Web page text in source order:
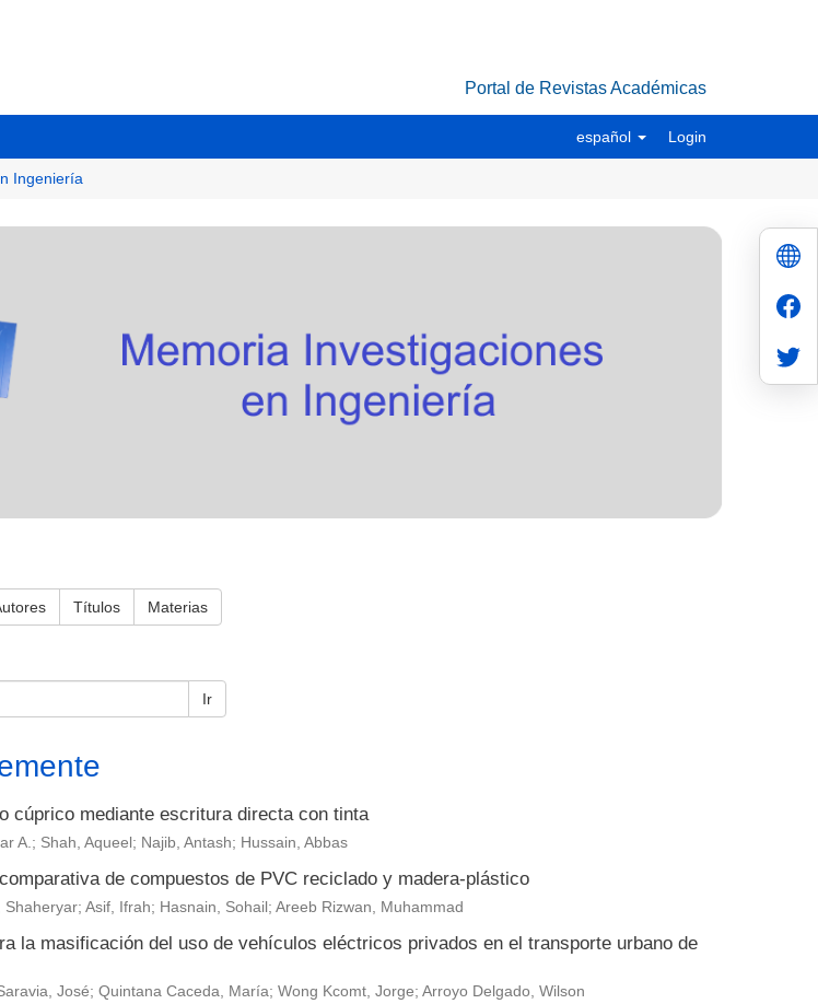
Portal de Revistas Académicas
español Login
Ingeniería
Títulos Materias
Ir
cúprico mediante escritura directa con tinta
A.; Shah, Aqueel; Najib, Antash; Hussain, Abbas
de compuestos de PVC reciclado y madera-plástico
Asif, Ifrah; Hasnain, Sohail; Areeb Rizwan, Muhammad
la masificación del uso de vehículos eléctricos privados en el transporte urbano de
José; Quintana Caceda, María; Wong Kcomt, Jorge; Arroyo Delgado, Wilson